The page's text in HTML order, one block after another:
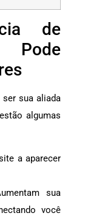
de
Pode
ser sua aliada
algumas
a aparecer
sua
você